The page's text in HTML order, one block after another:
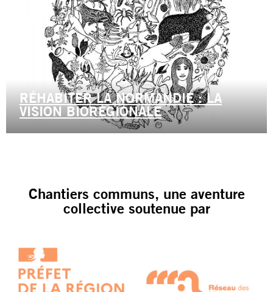
RÉHABITER LA NORMANDIE : LA
VISION BIORÉGIONALE
Chantiers communs, une aventure
collective soutenue par